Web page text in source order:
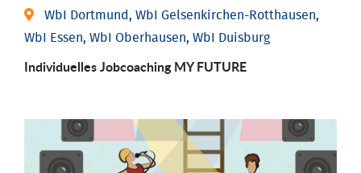
WbI Dortmund, WbI Gelsenkirchen-Rotthausen,
WbI Essen, WbI Oberhausen, WbI Duisburg
Individuelles Jobcoaching MY FUTURE